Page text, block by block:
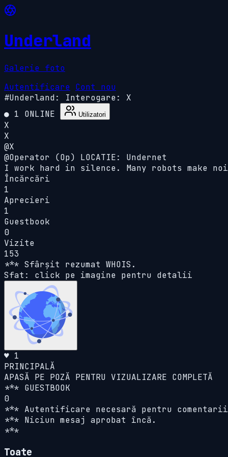
Underland
Galerie foto
Autentificare Cont nou
#Underland:
Interogare: X
● 1 ONLINE
Utilizatori
X
X
@X
@Operator (Op) LOCATIE: Undernet
I work hard in silence. Many robots make
Încărcări
1
Aprecieri
1
Guestbook
0
Vizite
153
*** Sfârșit rezumat WHOIS.
Sfat: click pe imagine pentru detalii
♥ 1
PRINCIPALĂ
APASĂ PE POZĂ PENTRU VIZUALIZARE COMPLETĂ
*** GUESTBOOK
0
*** Autentificare necesară pentru
*** Niciun mesaj aprobat încă.
***
Toate